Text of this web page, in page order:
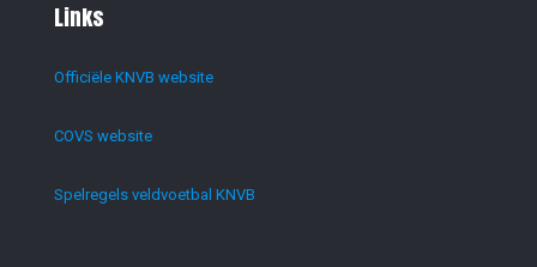
Links
Officiële KNVB website
COVS website
Spelregels veldvoetbal KNVB